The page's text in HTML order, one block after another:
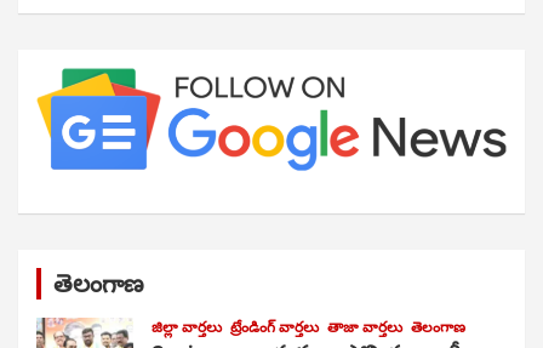
తెలంగాణ
జిల్లా వార్తలు ట్రేండింగ్ వార్తలు తాజా వార్తలు తెలంగాణ